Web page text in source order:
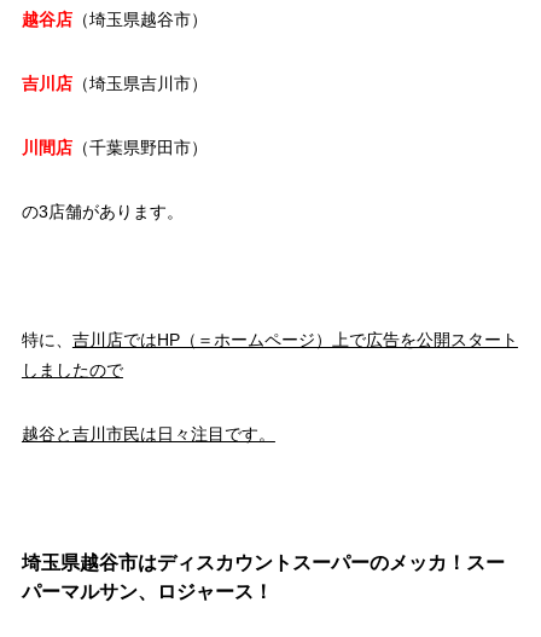
越谷店（埼玉県越谷市）
吉川店（埼玉県吉川市）
川間店（千葉県野田市）
の3店舗があります。
特に、 吉川店ではHP（＝ホームページ）上で広告を公開スタート
しましたので
越谷と吉川市民は日々注目です。
埼玉県越谷市はディスカウントスーパーのメッカ！スー
パーマルサン、ロジャース！